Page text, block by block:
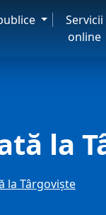
Servicii
online
la
la Târgoviște